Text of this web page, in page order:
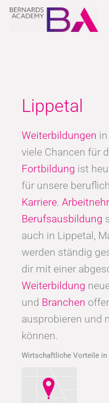
Zum
Inhalt
Lippetal
Weiterbildungen
viele Chancen für
Fortbildung ist
für unsere
Karriere.
Berufsausbildung
auch in Lippetal,
werden ständig
dir mit einer
Weiterbildung
und Branchen
ausprobieren und
können.
Wirtschaftliche Vorteile in